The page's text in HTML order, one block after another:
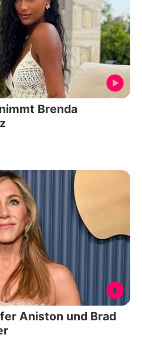
Brenda
Aniston und Brad